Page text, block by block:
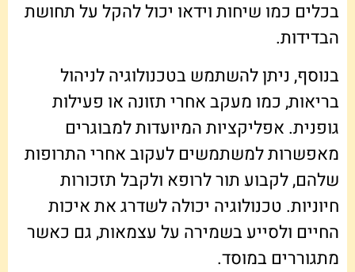
בכלים כמו שיחות וידאו יכול להקל על תחושת
הבדידות.
בנוסף, ניתן להשתמש בטכנולוגיה לניהול
בריאות, כמו מעקב אחרי תזונה או פעילות
גופנית. אפליקציות המיועדות למבוגרים
מאפשרות למשתמשים לעקוב אחרי התרופות
שלהם, לקבוע תור לרופא ולקבל תזכורות
חיוניות. טכנולוגיה יכולה לשדרג את איכות
החיים ולסייע בשמירה על עצמאות, גם כאשר
מתגוררים במוסד.